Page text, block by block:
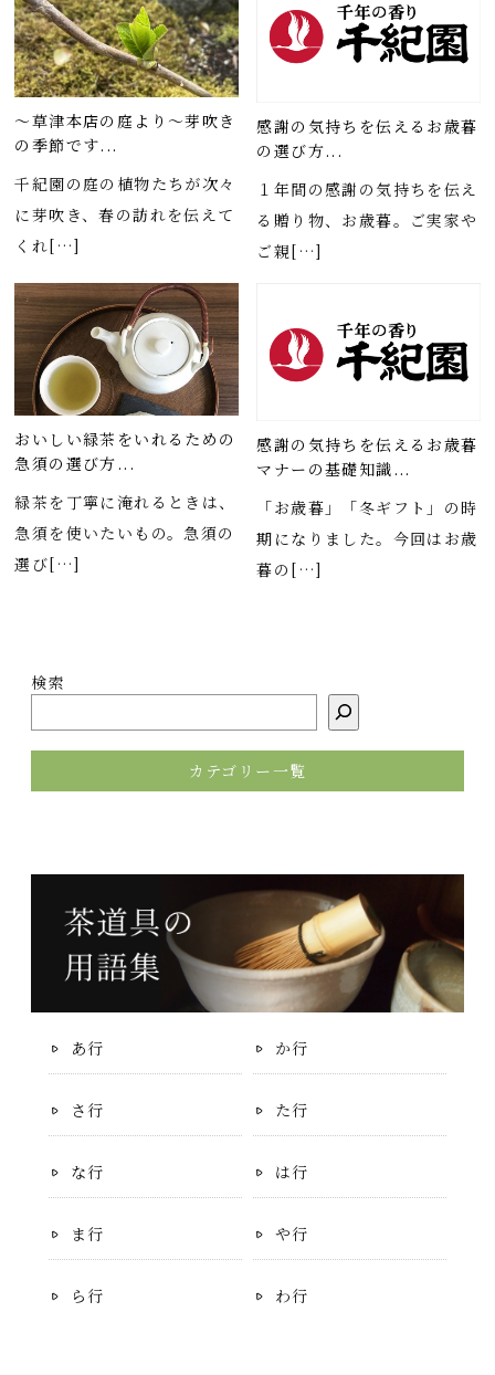
～草津本店の庭より～芽吹き
の季節です...
千紀園の庭の植物たちが次々
に芽吹き、春の訪れを伝えて
くれ[…]
感謝の気持ちを伝えるお歳暮
の選び方...
１年間の感謝の気持ちを伝え
る贈り物、お歳暮。ご実家や
ご親[…]
おいしい緑茶をいれるための
急須の選び方...
緑茶を丁寧に淹れるときは、
急須を使いたいもの。急須の
選び[…]
感謝の気持ちを伝えるお歳暮
マナーの基礎知識...
「お歳暮」「冬ギフト」の時
期になりました。今回はお歳
暮の[…]
検索
カテゴリー一覧
あ行 か行
さ行 た行
な行 は行
ま行 や行
ら行 わ行